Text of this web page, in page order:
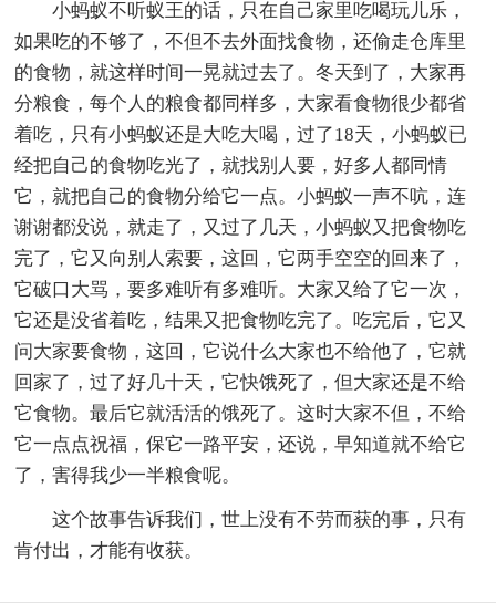
小蚂蚁不听蚁王的话，只在自己家里吃喝玩儿乐，
如果吃的不够了，不但不去外面找食物，还偷走仓库里
的食物，就这样时间一晃就过去了。冬天到了，大家再
分粮食，每个人的粮食都同样多，大家看食物很少都省
着吃，只有小蚂蚁还是大吃大喝，过了18天，小蚂蚁已
经把自己的食物吃光了，就找别人要，好多人都同情
它，就把自己的食物分给它一点。小蚂蚁一声不吭，连
谢谢都没说，就走了，又过了几天，小蚂蚁又把食物吃
完了，它又向别人索要，这回，它两手空空的回来了，
它破口大骂，要多难听有多难听。大家又给了它一次，
它还是没省着吃，结果又把食物吃完了。吃完后，它又
问大家要食物，这回，它说什么大家也不给他了，它就
回家了，过了好几十天，它快饿死了，但大家还是不给
它食物。最后它就活活的饿死了。这时大家不但，不给
它一点点祝福，保它一路平安，还说，早知道就不给它
了，害得我少一半粮食呢。
这个故事告诉我们，世上没有不劳而获的事，只有
肯付出，才能有收获。